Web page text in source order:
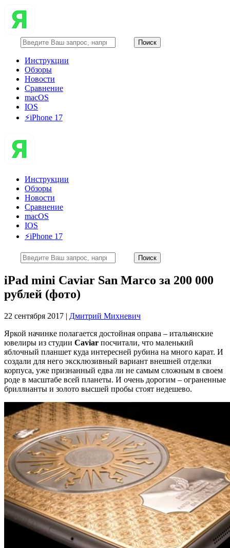
Инструкции
Обзоры
Новости
Сравнение
macOS
IOS
⚡️iPhone 17
Инструкции
Обзоры
Новости
Сравнение
macOS
IOS
⚡️iPhone 17
iPad mini Caviar San Marco за 200 000
рублей (фото)
22 сентября 2017 | Дмитрий Михневич
Яркой начинке полагается достойная оправа – итальянские
ювелиры из студии Caviar посчитали, что маленький
яблочный планшет куда интересней рубина на много карат. И
создали для него эксклюзивный вариант внешней отделки
корпуса, уже признанный едва ли не самым сложным в своем
роде в масштабе всей планеты. И очень дорогим – ограненные
бриллианты и золото высшей пробы стоят недешево.